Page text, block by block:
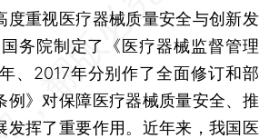
度重视医疗器械质量安全与创新发
务院制定了《医疗器械监督管理
、2017年分别作了全面修订和部
例》对保障医疗器械质量安全、推
发挥了重要作用。近年来，我国医